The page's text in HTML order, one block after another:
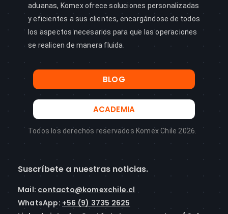
aduanas, Komex ofrece soluciones personalizadas
y eficientes a sus clientes, encargándose de todos
los aspectos necesarios para que las operaciones
se realicen de manera fluida.
BLOG
ACADEMIA
Todos los derechos reservados Komex Chile 2026.
Suscríbete a nuestras noticias.
Mail: contacto@komexchile.cl
WhatsApp: +56 (9) 3735 2625